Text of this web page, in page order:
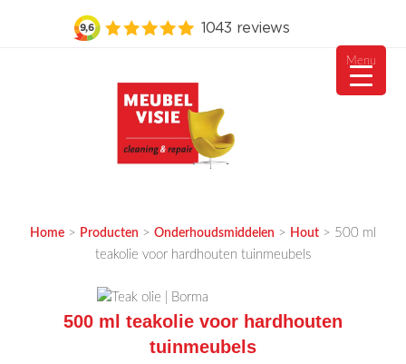
Home > Producten > Onderhoudsmiddelen > Hout > 500 ml
teakolie voor hardhouten tuinmeubels
500 ml teakolie voor hardhouten
tuinmeubels
Menu